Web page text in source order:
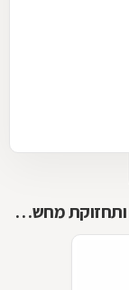
רוצה לדעת יותר על שירותי תמיכה, תיקון ותחזוקת מחשבים ?